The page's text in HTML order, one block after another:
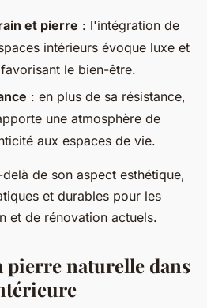
et pierre : l'intégration de
intérieurs évoque luxe et
le bien-être.
: en plus de sa résistance,
une atmosphère de
aux espaces de vie.
de son aspect esthétique,
et durables pour les
et de rénovation actuels.
pierre naturelle dans